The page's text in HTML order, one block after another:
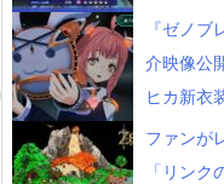
『ゼノ
介映像公
ヒカ新衣
ファンが
「リン